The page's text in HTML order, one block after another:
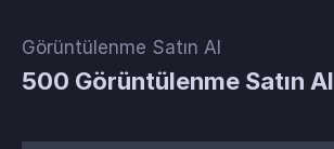
Görüntülenme Satın Al
500 Görüntülenme Satın Al